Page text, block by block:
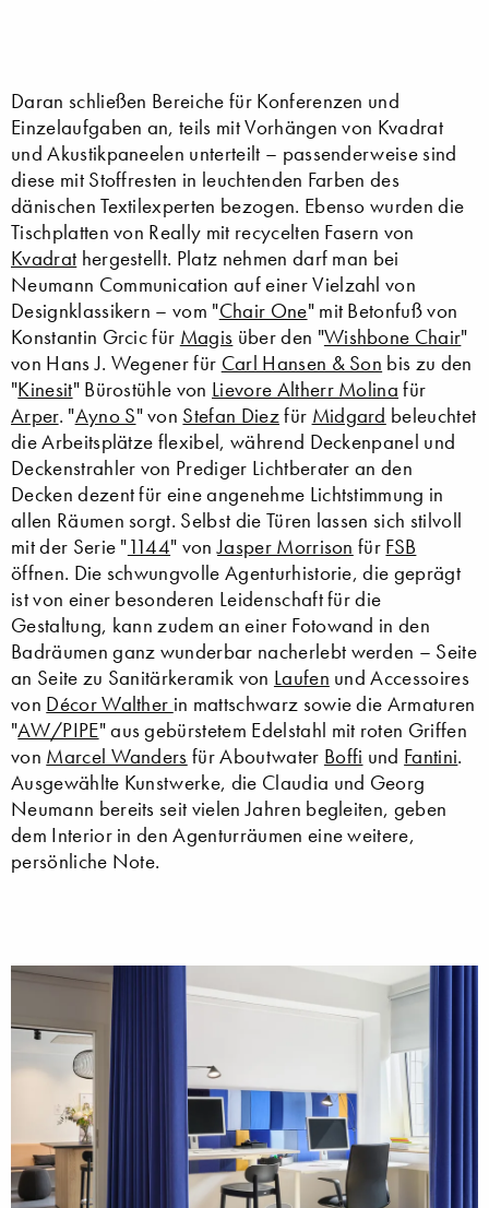
Daran schließen Bereiche für Konferenzen und
Einzelaufgaben an, teils mit Vorhängen von Kvadrat
und Akustikpaneelen unterteilt – passenderweise sind
diese mit Stoffresten in leuchtenden Farben des
dänischen Textilexperten bezogen. Ebenso wurden die
Tischplatten von Really mit recycelten Fasern von
Kvadrat hergestellt. Platz nehmen darf man bei
Neumann Communication auf einer Vielzahl von
Designklassikern – vom "Chair One" mit Betonfuß von
Konstantin Grcic für Magis über den "Wishbone Chair"
von Hans J. Wegener für Carl Hansen & Son bis zu den
"Kinesit" Bürostühle von Lievore Altherr Molina für
Arper. "Ayno S" von Stefan Diezfür Midgard beleuchtet
die Arbeitsplätze flexibel, während Deckenpanel und
Deckenstrahler von Prediger Lichtberater an den
Decken dezent für eine angenehme Lichtstimmung in
allen Räumen sorgt. Selbst die Türen lassen sich stilvoll
mit der Serie "1144" vonJasper Morrison für FSB
öffnen. Die schwungvolle Agenturhistorie, die geprägt
ist von einer besonderen Leidenschaft für die
Gestaltung, kann zudem an einer Fotowand in den
Badräumen ganz wunderbar nacherlebt werden – Seite
an Seite zu Sanitärkeramik von Laufen und Accessoires
von Décor Walther in mattschwarz sowie die Armaturen
"AW/PIPE" aus gebürstetem Edelstahl mit roten Griffen
von Marcel Wanders für Aboutwater Boffi und Fantini.
Ausgewählte Kunstwerke, die Claudia und Georg
Neumann bereits seit vielen Jahren begleiten, geben
dem Interior in den Agenturräumen eine weitere,
persönliche Note.